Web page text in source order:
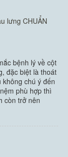
lưng CHUẨN
bệnh lý về cột
đặc biệt là thoát
chú ý đến
phù hợp thì
còn trở nên
phòng